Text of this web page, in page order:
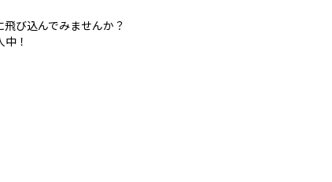
び込んでみませんか？
！